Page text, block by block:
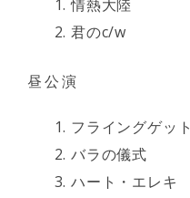
情熱大陸
君のc/w
昼公演
フライングゲット
バラの儀式
ハート・エレキ